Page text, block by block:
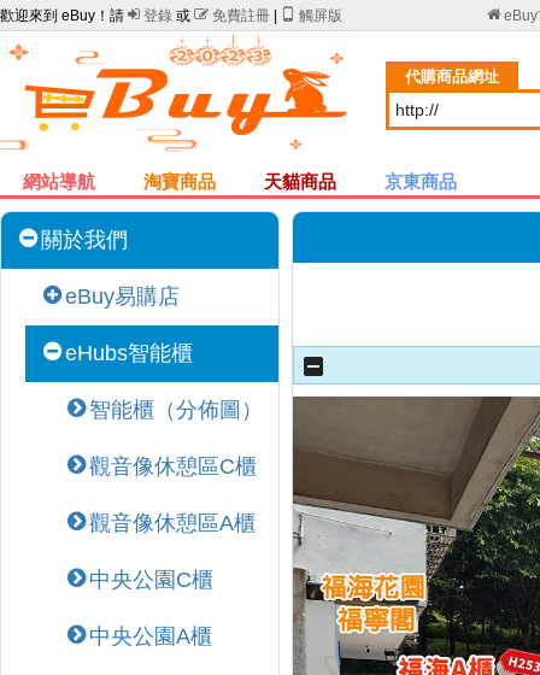
歡迎來到 eBuy！請  登錄 或  免費註冊 觸屏版 eBuy
代購商品網址
網站導航 淘寶商品 天貓商品 京東商品
關於我們
eBuy易購店
eHubs智能櫃
智能櫃（分佈圖）
觀音像休憩區C櫃
觀音像休憩區A櫃
中央公園C櫃
中央公園A櫃